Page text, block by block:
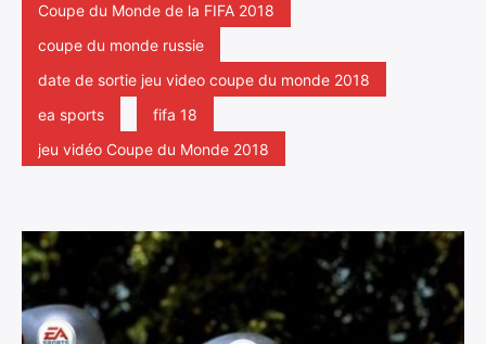
Coupe du Monde de la FIFA 2018
coupe du monde russie
date de sortie jeu video coupe du monde 2018
ea sports
fifa 18
jeu vidéo Coupe du Monde 2018